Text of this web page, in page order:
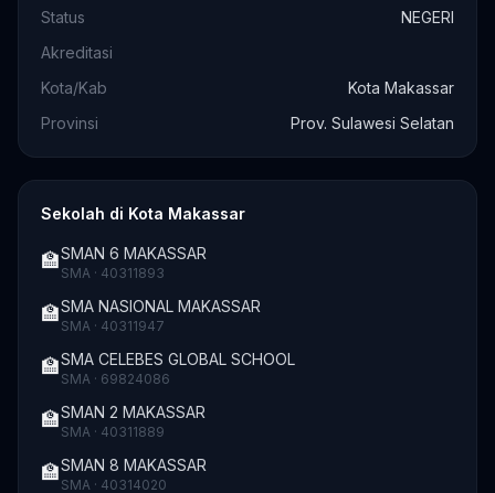
Status
NEGERI
Akreditasi
Kota/Kab
Kota Makassar
Provinsi
Prov. Sulawesi Selatan
Sekolah di Kota Makassar
🏫SMAN 6 MAKASSAR
SMA · 40311893
🏫SMA NASIONAL MAKASSAR
SMA · 40311947
🏫SMA CELEBES GLOBAL SCHOOL
SMA · 69824086
🏫SMAN 2 MAKASSAR
SMA · 40311889
🏫SMAN 8 MAKASSAR
SMA · 40314020